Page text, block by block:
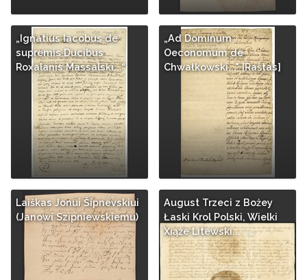
„Ignatius Iacobus de
supremis Ducibus
Roxalanis Massalski...“
„Ad Dominum
Oeconomum de
Chwałkowski..." [Raštas]
Laiškas Jonui Šipnevskiui
(Janowi Szipniewskiemu)
August Trzeci z Bożey
Łaski Krol Polski, Wielki
Xiąże Litewski... : …